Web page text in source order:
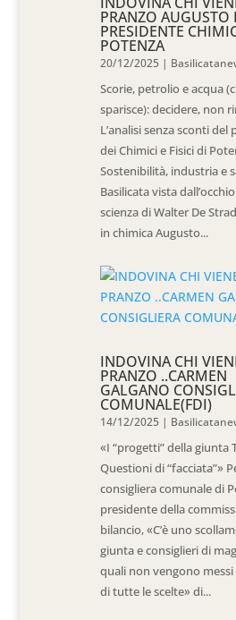
PRANZO AUGUSTO
PRESIDENTE
POTENZA
20/12/2025 |
Scorie, petrolio e acqua
sparisce): decidere, non
L’analisi senza sconti del
dei Chimici e Fisici di
Sostenibilità, industria e
Basilicata vista
scienza di Walter De
in chimica Augusto...
INDOVINA CHI
PRANZO ..CARMEN
GALGANO
COMUNALE(FDI)
14/12/2025 |
«I “progetti” della giunta
Questioni di “facciata”»
consigliera comunale di
presidente della
bilancio, «C’è uno
giunta e consiglieri di
quali non vengono
di tutte le scelte» di...